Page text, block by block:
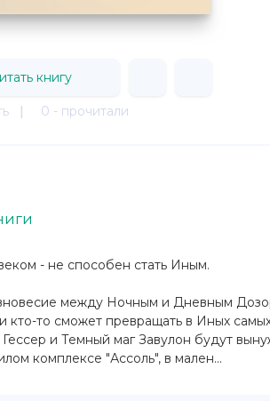
книгу
| 0 - прочитали
- не способен стать Иным.
между Ночным и Дневным
кто-то сможет превращать в Иных
и Темный маг Завулон будут
комплексе "Ассоль", в мален...